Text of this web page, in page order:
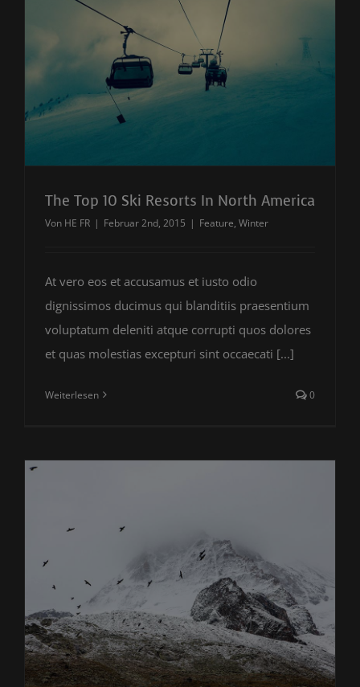
The Top 10 Ski Resorts In North America
Von HE FR | Februar 2nd, 2015 | Feature, Winter
At vero eos et accusamus et iusto odio
dignissimos ducimus qui blanditiis praesentium
voluptatum deleniti atque corrupti quos dolores
et quas molestias excepturi sint occaecati [...]
Weiterlesen 0